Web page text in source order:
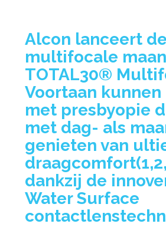
Alcon lanceert de
multifocale
TOTAL30®
Voortaan
met presbyopie
met dag- als
genieten van
dankzij de
Water Surface